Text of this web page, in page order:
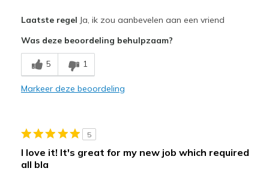
Comfortable
Durable
Casual Wear
Laatste regel Ja, ik zou aanbevelen aan een vriend
Was deze beoordeling behulpzaam?
5 1
Markeer deze beoordeling
5
I love it! It's great for my new job which required
all bla